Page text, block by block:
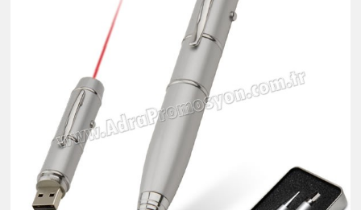
promosyon
Flash
Bellek
promosyon
Deri
Flash
promosyon
OTG
Flash